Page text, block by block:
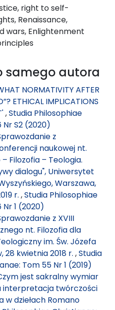
right to self-
Renaissance,
wars, Enlightenment
samego autora
NORMATIVITY AFTER
ETHICAL IMPLICATIONS
,Studia Philosophiae
S2 (2020)
z
naukowej nt.
Filozofia – Teologia.
dialogu", Uniwersytet
Warszawa,
r. ,Studia Philosophiae
1 (2020)
z XVIII
nt. Filozofia dla
im. Św. Józefa
28 kwietnia 2018 r. ,Studia
Tom 55 Nr 1 (2019)
jest sakralny wymiar
interpretacja twórczości
w dziełach Romano